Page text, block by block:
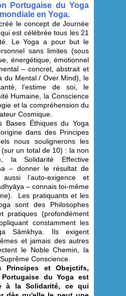
Portugaise du Yoga
en Yoga.
le concept de Journée
est célébrée tous les 21
Le Yoga a pour but le
sans limites (sous
énergétique, émotionnel
– concret, abstrait et
du Mental / Over Mind), le
l’estime de soi, le
Humaine, la Conscience
et la compréhension du
Cosmique.
Bases Éthiques du Yoga
dans des Principes
nous soulignerons les
un total de 10) : la non
la Solidarité Effective
– donner le résultat de
l’auto-exigence et
– connais toi-même
Les pratiquants et les
sont des Philosophes
pratiques (profondément
constamment les
Sāmkhya. Ils exigent
et jamais des autres
le Noble Chemin, la
Conscience.
Principes et Obejctifs,
du Yoga est
à la Solidarité, ce qui